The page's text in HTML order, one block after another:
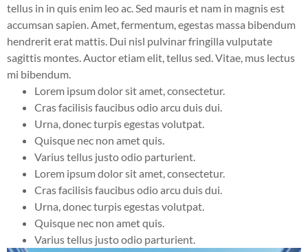
tellus in in quis enim leo ac. Sed mauris et nam in magnis est
accumsan sapien. Amet, fermentum, egestas massa bibendum
hendrerit erat mattis. Dui nisl pulvinar fringilla vulputate
sagittis montes. Auctor etiam elit, tellus sed. Vitae, mus lectus
mi bibendum.
Lorem ipsum dolor sit amet, consectetur.
Cras facilisis faucibus odio arcu duis dui.
Urna, donec turpis egestas volutpat.
Quisque nec non amet quis.
Varius tellus justo odio parturient.
Lorem ipsum dolor sit amet, consectetur.
Cras facilisis faucibus odio arcu duis dui.
Urna, donec turpis egestas volutpat.
Quisque nec non amet quis.
Varius tellus justo odio parturient.